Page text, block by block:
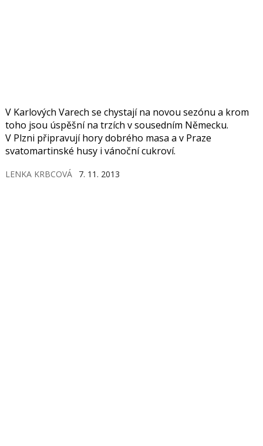
V Karlových Varech se chystají na novou sezónu a krom
toho jsou úspěšní na trzích v sousedním Německu.
V Plzni připravují hory dobrého masa a v Praze
svatomartinské husy i vánoční cukroví.
LENKA KRBCOVÁ 7. 11. 2013